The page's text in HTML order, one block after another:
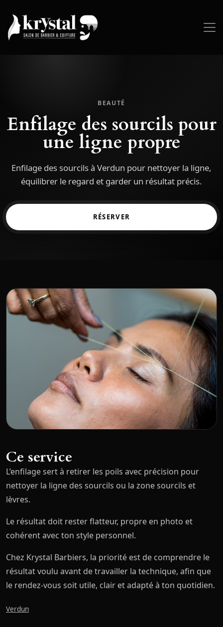
BEAUTÉ
Enfilage des sourcils pour
une ligne propre
Enfilage des sourcils à Verdun pour nettoyer la ligne,
équilibrer le regard et garder un résultat précis.
RÉSERVER
Ce service
L’enfilage sert à retirer les poils avec précision pour
nettoyer la ligne des sourcils ou la zone sourcils et
lèvres.
Le résultat doit rester flatteur, propre en photo et
cohérent avec ton style personnel.
Chez Krystal Barbiers, la priorité est de comprendre le
résultat voulu avant de travailler la technique, afin que
le rendez-vous soit utile, clair et adapté à ton quotidien.
Verdun